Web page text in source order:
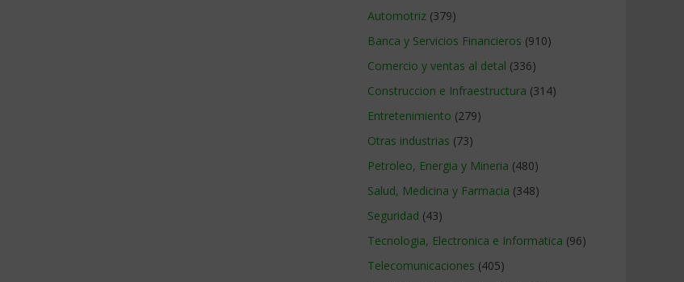
Automotriz (379)
Banca y Servicios Financieros (910)
Comercio y ventas al detal (336)
Construccion e Infraestructura (314)
Entretenimiento (279)
Otras industrias (73)
Petroleo, Energia y Mineria (480)
Salud, Medicina y Farmacia (348)
Seguridad (43)
Tecnologia, Electronica e Informatica (96)
Telecomunicaciones (405)